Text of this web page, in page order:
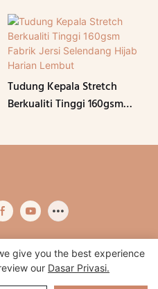
Tudung Kepala Stretch
Berkualiti Tinggi 160gsm
| Peta laman
give you the best experience
our Dasar Privasi.